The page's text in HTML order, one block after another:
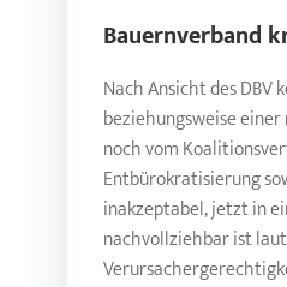
Bauernverband
Nach Ansicht des
beziehungsweise
noch vom
Entbürokratisierung
inakzeptabel, jetzt in
nachvollziehbar ist